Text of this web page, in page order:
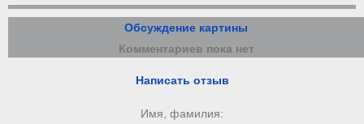
Обсуждение картины
Комментариев пока нет
Написать отзыв
Имя, фамилия: